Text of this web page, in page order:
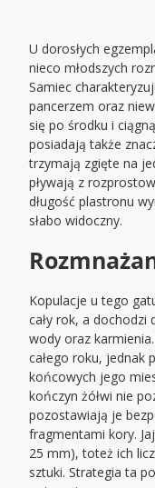
U dorosłych
nieco młodszych
Samiec
pancerzem oraz
się po środku i
posiadają także
trzymają zgięte na
pływają z
długość plastronu
słabo widoczny.
Kopulacje u tego
cały rok, a
wody oraz
całego roku, jednak
końcowych jego
kończyn żółwi nie
pozostawiają je
fragmentami kory.
25 mm), toteż ich
sztuki. Strategia ta